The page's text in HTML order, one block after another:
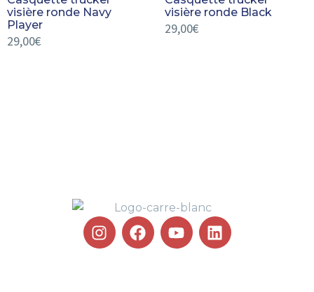
visière ronde Navy
Player
29,00€
visière ronde Black
29,00€